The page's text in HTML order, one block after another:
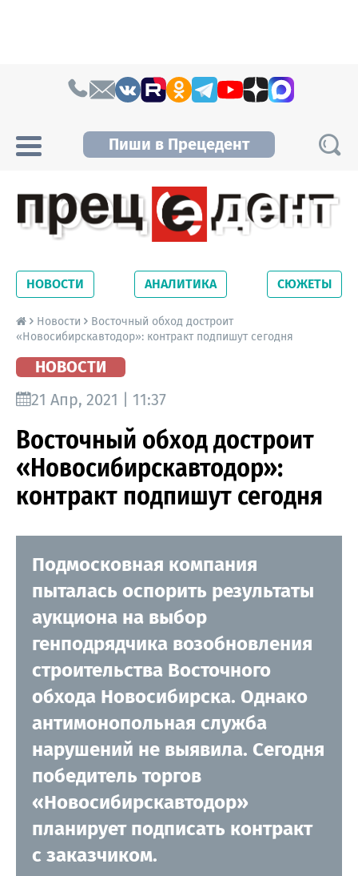
Пиши в Прецедент
Новосибирской области. Читайте свежие
новости на сайте сетевого издания
Precedent.
НОВОСТИ АНАЛИТИКА СЮЖЕТЫ
Новости
Восточный обход достроит
«Новосибирскавтодор»: контракт подпишут сегодня
НОВОСТИ
21 Апр, 2021 | 11:37
Восточный обход достроит
«Новосибирскавтодор»:
контракт подпишут сегодня
Подмосковная компания
пыталась оспорить результаты
аукциона на выбор
генподрядчика возобновления
строительства Восточного
обхода Новосибирска. Однако
антимонопольная служба
нарушений не выявила. Сегодня
победитель торгов
«Новосибирскавтодор»
планирует подписать контракт
с заказчиком.